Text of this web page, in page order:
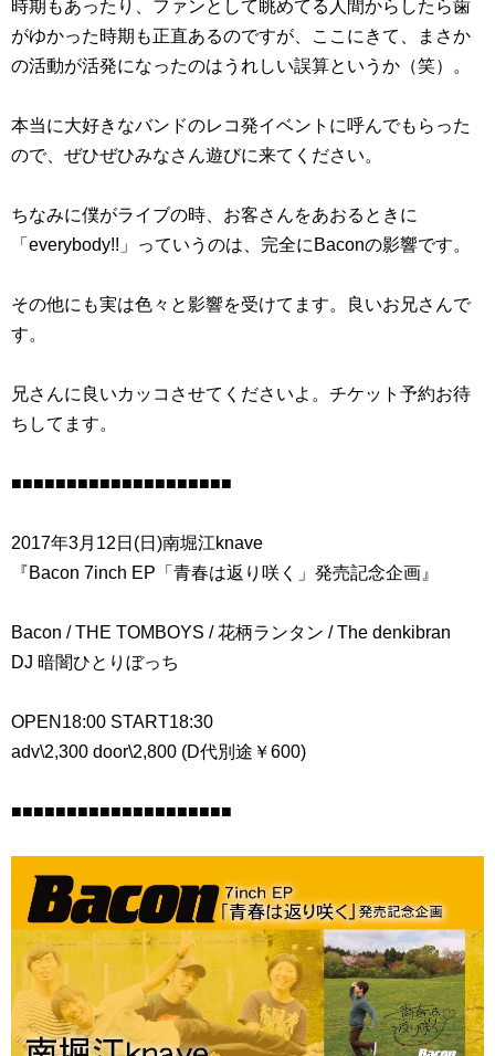
時期もあったり、ファンとして眺めてる人間からしたら歯
がゆかった時期も正直あるのですが、ここにきて、まさか
の活動が活発になったのはうれしい誤算というか（笑）。
本当に大好きなバンドのレコ発イベントに呼んでもらった
ので、ぜひぜひみなさん遊びに来てください。
ちなみに僕がライブの時、お客さんをあおるときに
「everybody!!」っていうのは、完全にBaconの影響です。
その他にも実は色々と影響を受けてます。良いお兄さんで
す。
兄さんに良いカッコさせてくださいよ。チケット予約お待
ちしてます。
■■■■■■■■■■■■■■■■■■■■
2017年3月12日(日)南堀江knave
『Bacon 7inch EP「青春は返り咲く」発売記念企画』
Bacon / THE TOMBOYS / 花柄ランタン / The denkibran
DJ 暗闇ひとりぼっち
OPEN18:00 START18:30
adv\2,300 door\2,800 (D代別途￥600)
■■■■■■■■■■■■■■■■■■■■